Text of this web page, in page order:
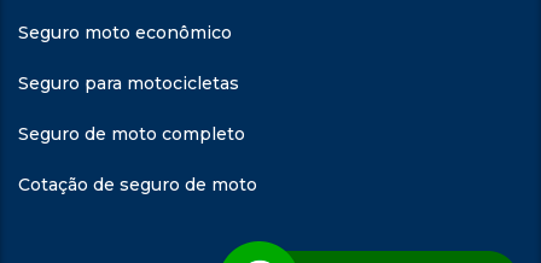
Seguro moto econômico
Seguro para motocicletas
Seguro de moto completo
Cotação de seguro de moto